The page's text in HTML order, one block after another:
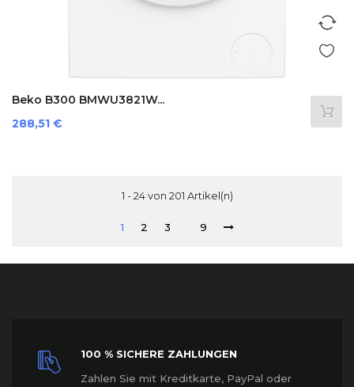
Beko B300 BMWU3821W...
Preis
288,51 €
1 - 24 von 201 Artikel(n)
1 2 3 9
100 % SICHERE ZAHLUNGEN
Zahlen Sie mit Kreditkarte, PayPal oder